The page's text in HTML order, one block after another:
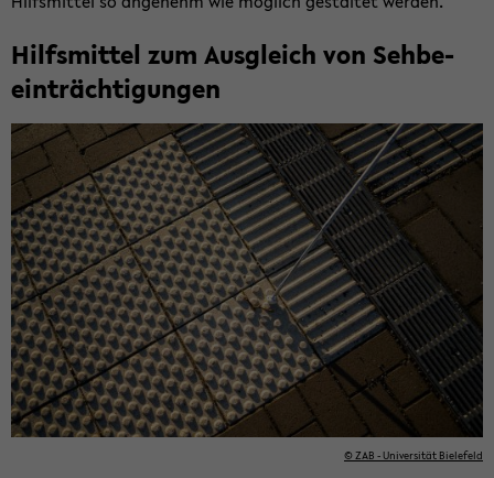
Hilfs­mit­tel zum Aus­gleich von Seh­be­
ein­träch­ti­gun­gen
© ZAB - Uni­ver­si­tät Bie­le­feld